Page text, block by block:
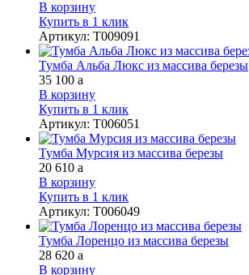
В корзину
Купить в 1 клик
Артикул: Т009091
Тумба Альба Люкс из массива березы
35 100 a
В корзину
Купить в 1 клик
Артикул: Т006051
Тумба Мурсия из массива березы
20 610 a
В корзину
Купить в 1 клик
Артикул: Т006049
Тумба Лоренцо из массива березы
28 620 a
В корзину